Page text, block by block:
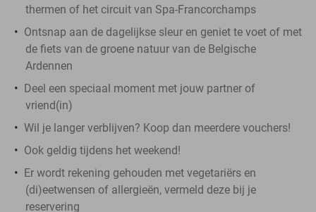
thermen of het circuit van Spa-Francorchamps
Ontsnap aan de dagelijkse sleur en geniet te voet of met
de fiets van de groene natuur van de Belgische
Ardennen
Deel een speciaal moment met jouw partner of
vriend(in)
Wil je langer verblijven? Koop dan meerdere vouchers!
Ook geldig tijdens het weekend!
Er wordt rekening gehouden met vegetariërs en
(di)eetwensen of allergieën, vermeld deze bij je
reservering